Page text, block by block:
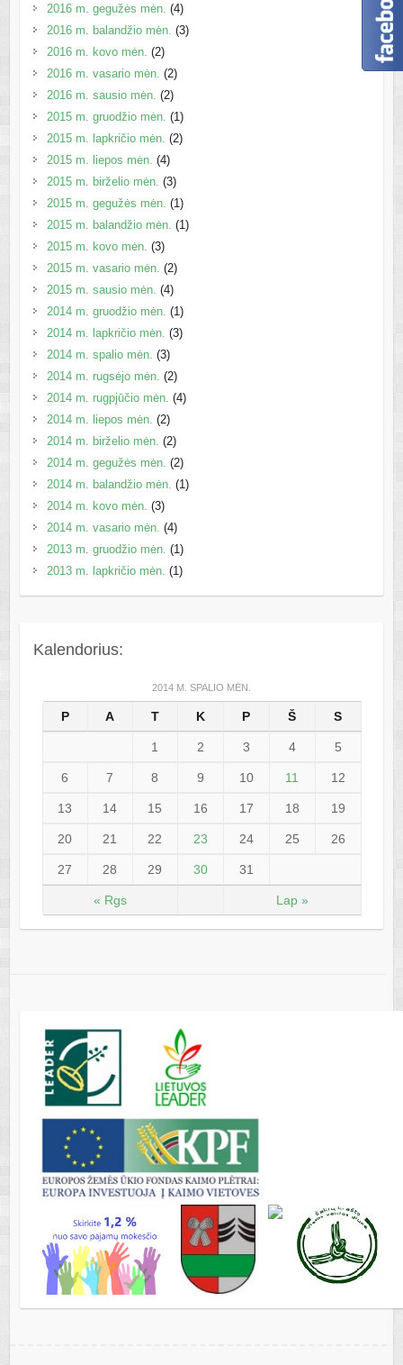
2016 m. gegužės mėn. (4)
2016 m. balandžio mėn. (3)
2016 m. kovo mėn. (2)
2016 m. vasario mėn. (2)
2016 m. sausio mėn. (2)
2015 m. gruodžio mėn. (1)
2015 m. lapkričio mėn. (2)
2015 m. liepos mėn. (4)
2015 m. birželio mėn. (3)
2015 m. gegužės mėn. (1)
2015 m. balandžio mėn. (1)
2015 m. kovo mėn. (3)
2015 m. vasario mėn. (2)
2015 m. sausio mėn. (4)
2014 m. gruodžio mėn. (1)
2014 m. lapkričio mėn. (3)
2014 m. spalio mėn. (3)
2014 m. rugsėjo mėn. (2)
2014 m. rugpjūčio mėn. (4)
2014 m. liepos mėn. (2)
2014 m. birželio mėn. (2)
2014 m. gegužės mėn. (2)
2014 m. balandžio mėn. (1)
2014 m. kovo mėn. (3)
2014 m. vasario mėn. (4)
2013 m. gruodžio mėn. (1)
2013 m. lapkričio mėn. (1)
Kalendorius:
2014 M. SPALIO MĖN.
P A T K P Š S
« Rgs Lap »
1 2 3 4 5
6 7 8 9 10 11 12
13 14 15 16 17 18 19
20 21 22 23 24 25 26
27 28 29 30 31